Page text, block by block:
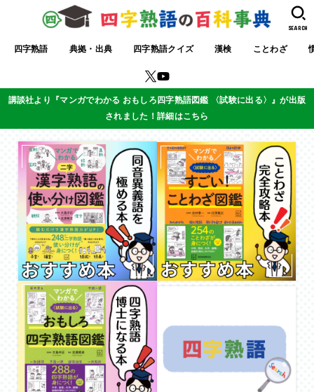
四字熟語 典拠・出典 四字熟語クイズ 漢検 ことわざ
SEARCH
講談社より『マンガでわかる おもしろ四字熟語図鑑 〈試験に出る〉』が出版
されました！詳細はこちら